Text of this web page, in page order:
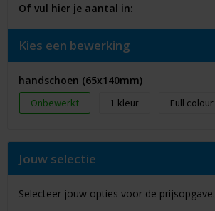
Of vul hier je aantal in:
Kies een bewerking
handschoen (65x140mm)
Onbewerkt 1 Full colour
Jouw selectie
Selecteer jouw opties voor de prijsopgave.